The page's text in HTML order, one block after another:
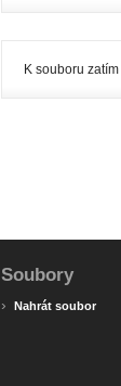
K souboru
Soubory
› Nahrát soubor